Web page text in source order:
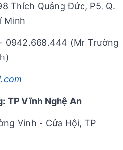
Thích Quảng Đức, P5, Q.
Minh
0942.668.444 (Mr Trường
TP Vĩnh Nghệ An
Vinh - Cửa Hội, TP